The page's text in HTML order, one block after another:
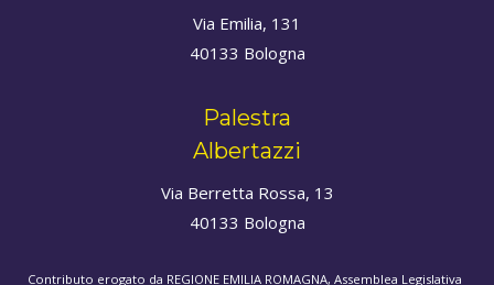
Via Emilia, 131
40133 Bologna
Palestra
Albertazzi
Via Berretta Rossa, 13
40133 Bologna
Contributo erogato da REGIONE EMILIA ROMAGNA, Assemblea Legislativa